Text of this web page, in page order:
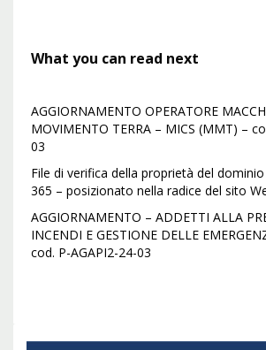
What you can read next
AGGIORNAMENTO OPERATORE
MOVIMENTO TERRA – MICS (MMT) –
03
File di verifica della proprietà del
365 – posizionato nella radice del sito
AGGIORNAMENTO – ADDETTI ALLA
INCENDI E GESTIONE DELLE
cod. P-AGAPI2-24-03